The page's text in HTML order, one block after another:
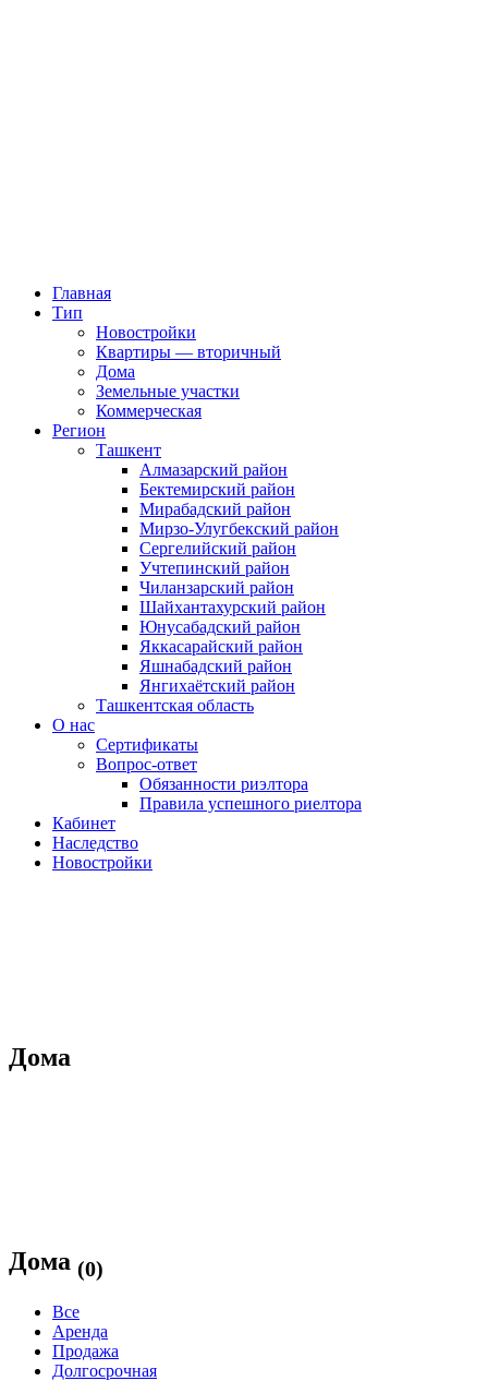
Главная
Тип
Новостройки
Квартиры — вторичный
Дома
Земельные участки
Коммерческая
Регион
Ташкент
Алмазарский район
Бектемирский район
Мирабадский район
Мирзо-Улугбекский район
Сергелийский район
Учтепинский район
Чиланзарский район
Шайхантахурский район
Юнусабадский район
Яккасарайский район
Яшнабадский район
Янгихаётский район
Ташкентская область
О нас
Сертификаты
Вопрос-ответ
Обязанности риэлтора
Правила успешного риелтора
Кабинет
Наследство
Новостройки
Дома
Дома (0)
Все
Аренда
Продажа
Долгосрочная